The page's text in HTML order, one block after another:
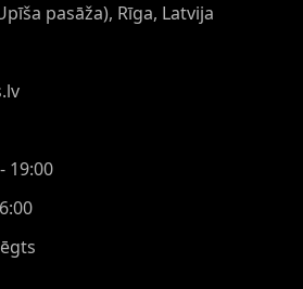
pasāža), Rīga, Latvija
19:00